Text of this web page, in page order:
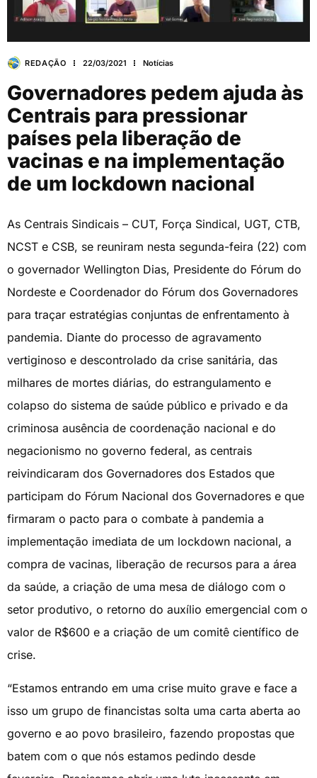
REDAÇÃO 22/03/2021 Notícias
Governadores pedem ajuda às
Centrais para pressionar
países pela liberação de
vacinas e na implementação
de um lockdown nacional
As Centrais Sindicais – CUT, Força Sindical, UGT, CTB,
NCST e CSB, se reuniram nesta segunda-feira (22) com
o governador Wellington Dias, Presidente do Fórum do
Nordeste e Coordenador do Fórum dos Governadores
para traçar estratégias conjuntas de enfrentamento à
pandemia. Diante do processo de agravamento
vertiginoso e descontrolado da crise sanitária, das
milhares de mortes diárias, do estrangulamento e
colapso do sistema de saúde público e privado e da
criminosa ausência de coordenação nacional e do
negacionismo no governo federal, as centrais
reivindicaram dos Governadores dos Estados que
participam do Fórum Nacional dos Governadores e que
firmaram o pacto para o combate à pandemia a
implementação imediata de um lockdown nacional, a
compra de vacinas, liberação de recursos para a área
da saúde, a criação de uma mesa de diálogo com o
setor produtivo, o retorno do auxílio emergencial com o
valor de R$600 e a criação de um comitê científico de
crise.
“Estamos entrando em uma crise muito grave e face a
isso um grupo de financistas solta uma carta aberta ao
governo e ao povo brasileiro, fazendo propostas que
batem com o que nós estamos pedindo desde